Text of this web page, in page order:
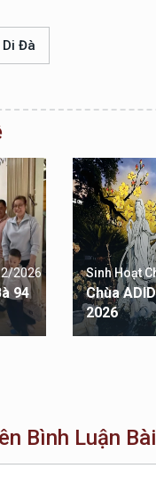
Đà
2026
94
Sinh Hoạt
Chùa
2026
Bình Luận